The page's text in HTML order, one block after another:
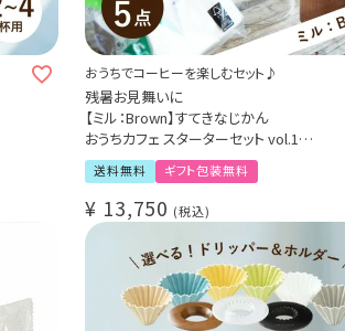
おうちでコーヒーを楽しむセット♪
残暑お見舞いに
【ミル：Brown】すてきなじかん
おうちカフェ スターターセット vol.1
選べる！ORIGAMI磁器ドリッパー 6種
選べる！専用ホルダー 3種
コーヒー抽出器具5点セット（手挽きミル / サ
ーバー / フィルター）
1～2杯用 / コーヒー豆 50g付き
送料無料 ギフト包装無料
¥ 13,750 税込